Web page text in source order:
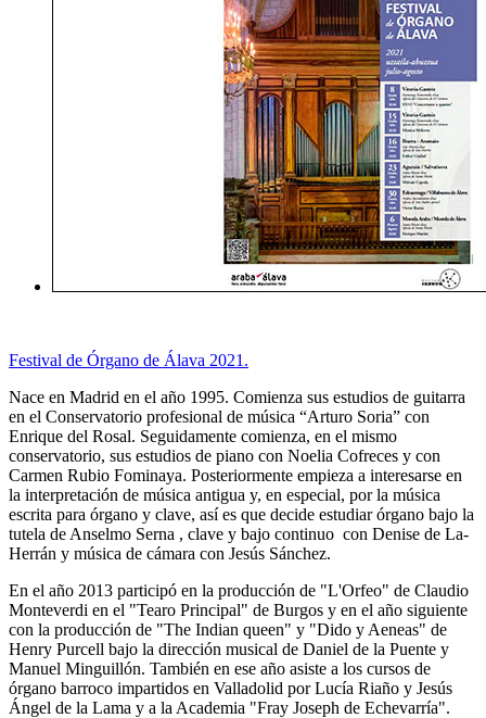
Festival de Órgano de Álava 2021.
Nace en Madrid en el año 1995. Comienza sus estudios de guitarra
en el Conservatorio profesional de música “Arturo Soria” con
Enrique del Rosal. Seguidamente comienza, en el mismo
conservatorio, sus estudios de piano con Noelia Cofreces y con
Carmen Rubio Fominaya. Posteriormente empieza a interesarse en
la interpretación de música antigua y, en especial, por la música
escrita para órgano y clave, así es que decide estudiar órgano bajo la
tutela de Anselmo Serna , clave y bajo continuo con Denise de La-
Herrán y música de cámara con Jesús Sánchez.
En el año 2013 participó en la producción de "L'Orfeo" de Claudio
Monteverdi en el "Tearo Principal" de Burgos y en el año siguiente
con la producción de "The Indian queen" y "Dido y Aeneas" de
Henry Purcell bajo la dirección musical de Daniel de la Puente y
Manuel Minguillón. También en ese año asiste a los cursos de
órgano barroco impartidos en Valladolid por Lucía Riaño y Jesús
Ángel de la Lama y a la Academia "Fray Joseph de Echevarría".